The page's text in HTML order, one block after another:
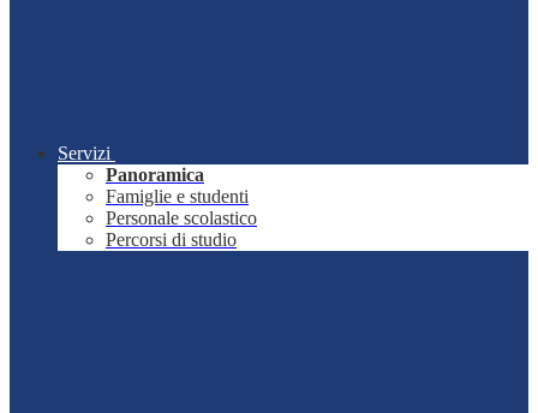
Servizi
Panoramica
Famiglie e studenti
Personale scolastico
Percorsi di studio